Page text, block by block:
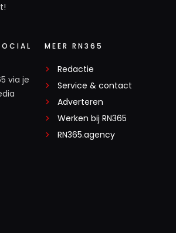
via je
MEER RN365
Redactie
Service & contact
Adverteren
Werken bij RN365
RN365.agency